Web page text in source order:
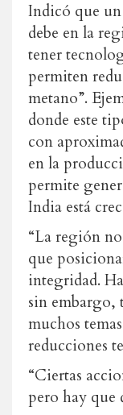
Indicó que
debe en la
tener
permiten
metano”.
donde este
con
en la
permite
India está
“La región
que
integridad.
sin embargo,
muchos
reducciones
“Ciertas
pero hay que